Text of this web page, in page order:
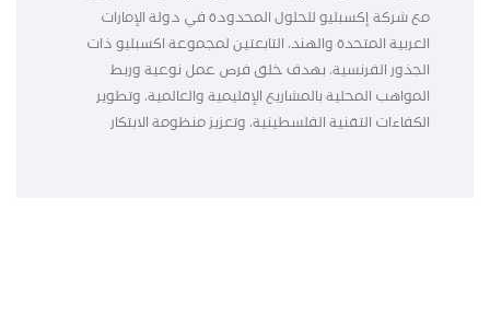
مع شركة إكسبليو للحلول المحدودة في دولة الإمارات
العربية المتحدة والهند، التابعتين لمجموعة اكسبليو ذات
الجذور الفرنسية، بهدف خلق فرص عمل نوعية وربط
المواهب المحلية بالمشاريع الإقليمية والعالمية، وتطوير
الكفاءات التقنية الفلسطينية، وتعزيز منظومة الابتكار